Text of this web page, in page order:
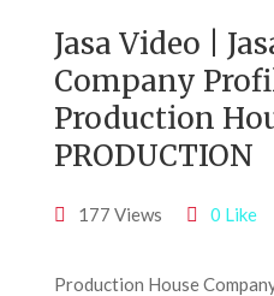
Jasa Video |
Company
Production
PRODUCTION
177 Views 0 Like
Production House